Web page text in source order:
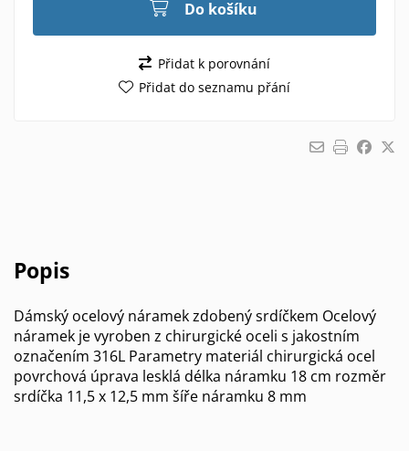
Do košíku
Přidat k porovnání
Přidat do seznamu přání
Popis
Dámský ocelový náramek zdobený srdíčkem Ocelový
náramek je vyroben z chirurgické oceli s jakostním
označením 316L Parametry materiál chirurgická ocel
povrchová úprava lesklá délka náramku 18 cm rozměr
srdíčka 11,5 x 12,5 mm šíře náramku 8 mm